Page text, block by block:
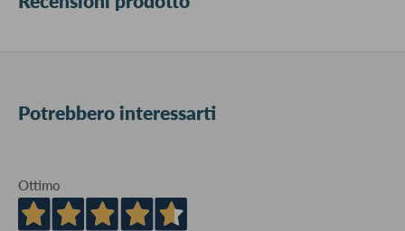
Potrebbero interessarti
Ottimo